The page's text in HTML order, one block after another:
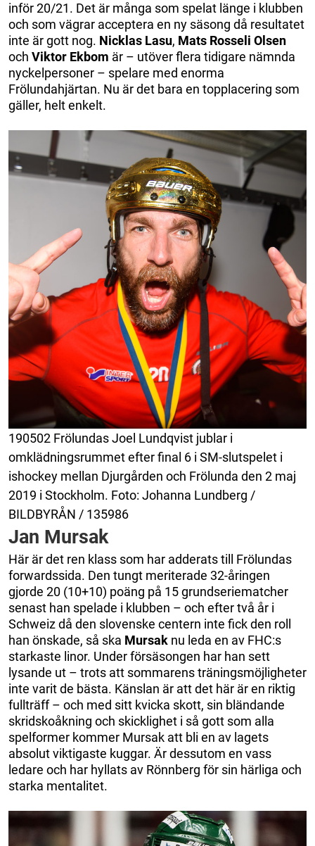
inför 20/21. Det är många som spelat länge i klubben
och som vägrar acceptera en ny säsong då resultatet
inte är gott nog. Nicklas Lasu, Mats Rosseli Olsen
och Viktor Ekbom är – utöver flera tidigare nämnda
nyckelpersoner – spelare med enorma
Frölundahjärtan. Nu är det bara en topplacering som
gäller, helt enkelt.
190502 Frölundas Joel Lundqvist jublar i
omklädningsrummet efter final 6 i SM-slutspelet i
ishockey mellan Djurgården och Frölunda den 2 maj
2019 i Stockholm. Foto: Johanna Lundberg /
BILDBYRÅN / 135986
Jan Mursak
Här är det ren klass som har adderats till Frölundas
forwardssida. Den tungt meriterade 32-åringen
gjorde 20 (10+10) poäng på 15 grundseriematcher
senast han spelade i klubben – och efter två år i
Schweiz då den slovenske centern inte fick den roll
han önskade, så ska Mursak nu leda en av FHC:s
starkaste linor. Under försäsongen har han sett
lysande ut – trots att sommarens träningsmöjligheter
inte varit de bästa. Känslan är att det här är en riktig
fullträff – och med sitt kvicka skott, sin bländande
skridskoåkning och skicklighet i så gott som alla
spelformer kommer Mursak att bli en av lagets
absolut viktigaste kuggar. Är dessutom en vass
ledare och har hyllats av Rönnberg för sin härliga och
starka mentalitet.